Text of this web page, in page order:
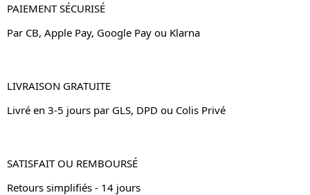
PAIEMENT SÉCURISÉ
Par CB, Apple Pay, Google Pay ou Klarna
LIVRAISON GRATUITE
Livré en 3-5 jours par GLS, DPD ou Colis Privé
SATISFAIT OU REMBOURSÉ
Retours simplifiés - 14 jours